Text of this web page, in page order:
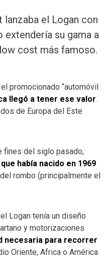
lanzaba el Logan con
extendería su gama a
cost más famoso.
promocionado “automóvil
llegó a tener ese valor.
de Europa del Este
fines del siglo pasado,
había nacido en 1969
rombo (principalmente el
Logan tenía un diseño
y motorizaciones
necesaria para recorrer
Oriente, Africa o América